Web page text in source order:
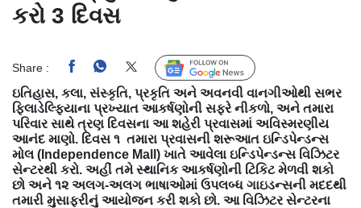
કરો 3 દિવસ
Share : Follow Us
ઇતિહાસ, કલા, સંસ્કૃતિ, પ્રકૃતિ અને અવનવી વાનગીઓથી સભર
ફિલાડેલ્ફિયાના પ્રખ્યાત આકર્ષણોની સફરે નીકળો, અને તમારા
પરિવાર સાથે ત્રણ દિવસના આ શહેરી પ્રવાસમાં અવિસ્મરણીય
આનંદ માણો. દિવસ ૧ તમારા પ્રવાસની શરૂઆત ઇન્ડિપેન્ડન્સ
મોલ (Independence Mall) ખાતે આવેલા ઇન્ડિપેન્ડન્સ વિઝિટર
સેન્ટરથી કરો. અહીં તમે સ્થાનિક આકર્ષણોની ટિકિટ મેળવી શકો
છો અને ૧૨ અલગ-અલગ ભાષાઓમાં ઉપલબ્ધ ગાઇડન્સની મદદથી
તમારી મુસાફરીનું આયોજન કરી શકો છો. આ વિઝિટર સેન્ટરના